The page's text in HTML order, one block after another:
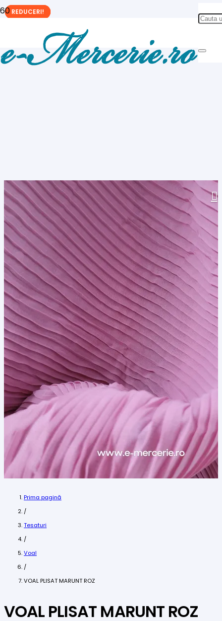
Prima pagină
/
Tesaturi
/
Voal
/
VOAL PLISAT MARUNT ROZ
VOAL PLISAT MARUNT ROZ
REDUCERI!
REDUCERI!
REDUCERI!